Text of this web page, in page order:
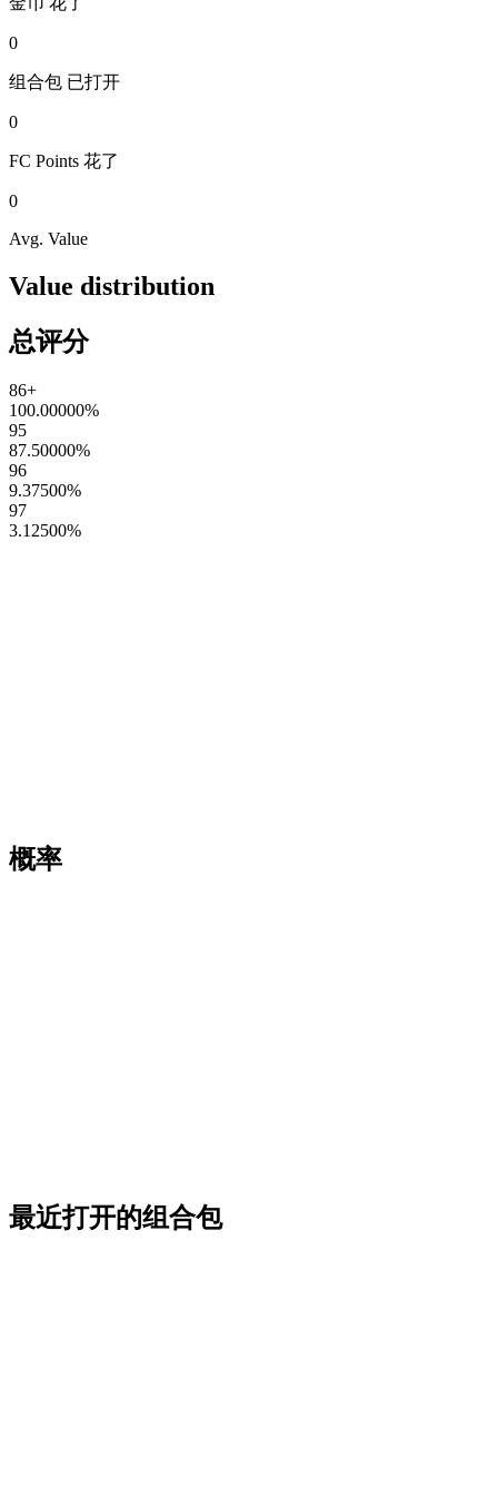
0
组合包 已打开
0
FC Points 花了
0
Avg. Value
Value distribution
总评分
86+
100.00000%
95
87.50000%
96
9.37500%
97
3.12500%
概率
最近打开的组合包